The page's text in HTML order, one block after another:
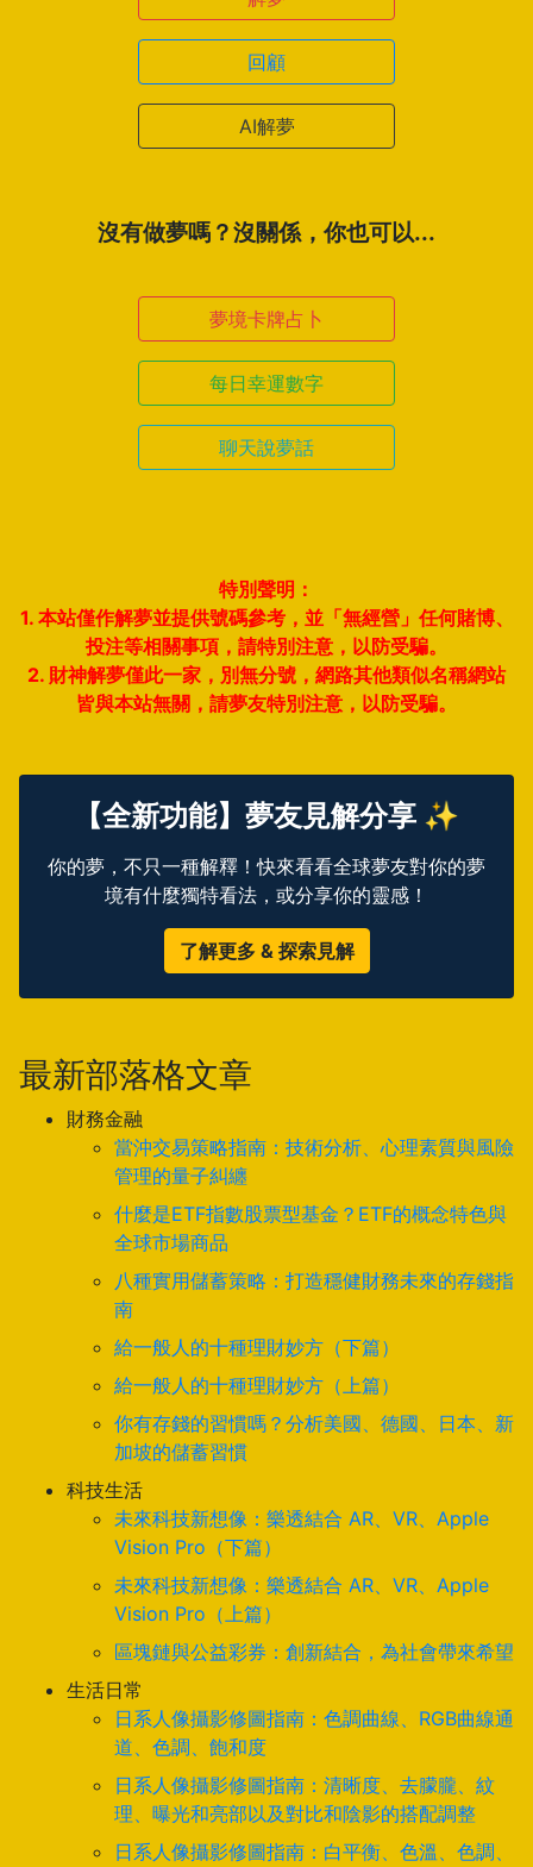
回顧
AI解夢
沒有做夢嗎？沒關係，你也可以...
夢境卡牌占卜
每日幸運數字
聊天說夢話
特別聲明：
1. 本站僅作解夢並提供號碼參考，並「無經營」任何賭博、
投注等相關事項，請特別注意，以防受騙。
2. 財神解夢僅此一家，別無分號，網路其他類似名稱網站
皆與本站無關，請夢友特別注意，以防受騙。
【全新功能】夢友見解分享 ✨
你的夢，不只一種解釋！快來看看全球夢友對你的夢
境有什麼獨特看法，或分享你的靈感！
了解更多 & 探索見解
最新部落格文章
財務金融
當沖交易策略指南：技術分析、心理素質與風險
管理的量子糾纏
什麼是ETF指數股票型基金？ETF的概念特色與
全球市場商品
八種實用儲蓄策略：打造穩健財務未來的存錢指
南
給一般人的十種理財妙方（下篇）
給一般人的十種理財妙方（上篇）
你有存錢的習慣嗎？分析美國、德國、日本、新
加坡的儲蓄習慣
科技生活
未來科技新想像：樂透結合 AR、VR、Apple
Vision Pro（下篇）
未來科技新想像：樂透結合 AR、VR、Apple
Vision Pro（上篇）
區塊鏈與公益彩券：創新結合，為社會帶來希望
生活日常
日系人像攝影修圖指南：色調曲線、RGB曲線通
道、色調、飽和度
日系人像攝影修圖指南：清晰度、去朦朧、紋
理、曝光和亮部以及對比和陰影的搭配調整
日系人像攝影修圖指南：白平衡、色溫、色調、